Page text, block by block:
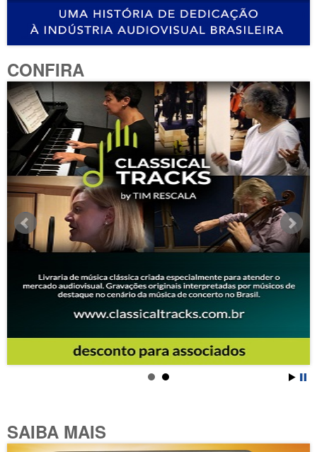
CONFIRA
SAIBA MAIS